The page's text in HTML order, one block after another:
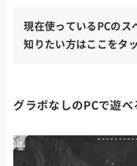
現在使っているPCのス
知りたい方はここをタ
グラボなしのPCで遊